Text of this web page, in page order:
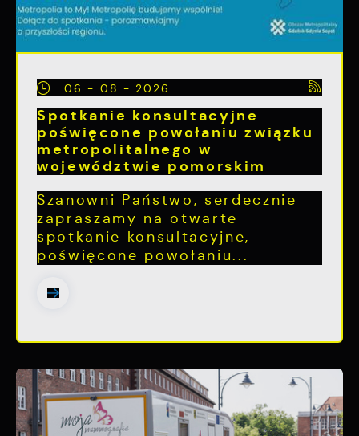
06 - 08 - 2026
Spotkanie konsultacyjne
poświęcone powołaniu związku
metropolitalnego w
województwie pomorskim
Szanowni Państwo, serdecznie
zapraszamy na otwarte
spotkanie konsultacyjne,
poświęcone powołaniu...